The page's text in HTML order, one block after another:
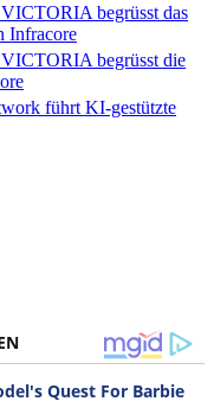
begrüsst das
Infracore
begrüsst die
führt KI-gestützte